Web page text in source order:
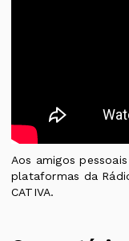
Aos amigos
plataformas da
CATIVA.